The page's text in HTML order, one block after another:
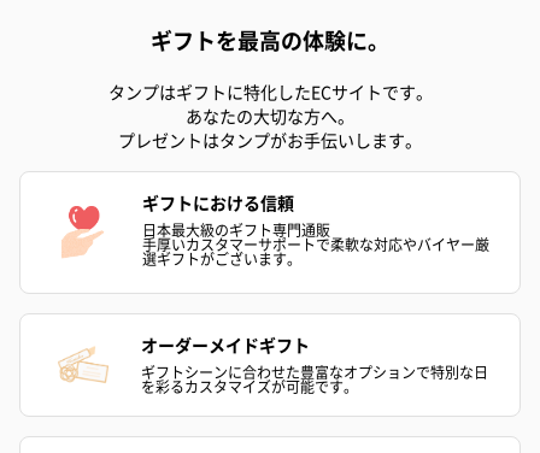
ハンドクリーム3本セッ
ト【ありがとう】
（1,100円）
シャワージェル＆ハン
レープフルーツ）
（2,145円）
ドクリーム（
円）
リラックスグッズ
リラックスグッズを同梱してお届けします。
ギフトを最高の体験に。
タンプはギフトに特化したECサイトです。
あなたの大切な方へ。
プレゼントはタンプがお手伝いします。
ギフトにおける信頼
日本最大級のギフト専門通販
手厚いカスタマーサポートで柔軟な対応やバイヤー厳
選ギフトがございます。
オーダーメイドギフト
ギフトシーンに合わせた豊富なオプションで特別な日
を彩るカスタマイズが可能です。